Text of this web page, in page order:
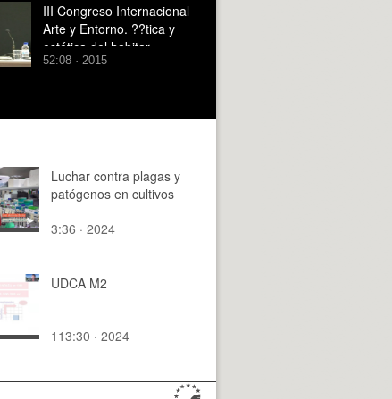
III Congreso Internacional
Arte y Entorno. ??tica y
estética del habitar.
52:08 · 2015
Luchar contra plagas y
patógenos en cultivos
3:36 · 2024
UDCA M2
113:30 · 2024